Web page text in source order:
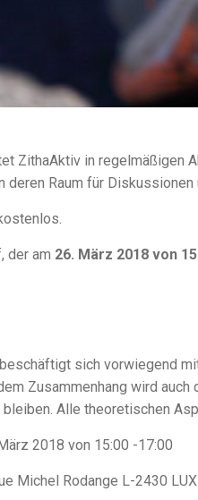
ZithaAktiv in regelmäßigen
deren Raum für
der am 26. März 2018 von
sich vorwiegend
Zusammenhang wird
Alle theoretischen
2018 von 15:00 -17:00
Michel Rodange L-2430